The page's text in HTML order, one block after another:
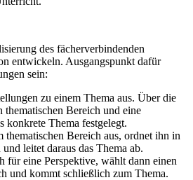
des fächerverbindenden
entwickeln. Ausgangspunkt dafür
sein:
zu einem Thema aus. Über die
Bereich und eine
konkrete Thema festgelegt.
thematischen Bereich aus, ordnet ihn in
leitet daraus das Thema ab.
für eine Perspektive, wählt dann einen
und kommt schließlich zum Thema.